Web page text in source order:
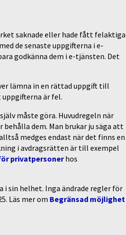
saknade eller hade fått felaktiga
de senaste uppgifterna i e-
godkänna dem i e-tjänsten. Det
lämna in en rättad uppgift till
är fel.
måste göra. Huvudregeln när
dem. Man brukar ju säga att
medges endast när det finns en
i avdragsrätten är till exempel
privatpersonerhos
i sin helhet. Inga ändrade regler för
Läs mer om Begränsad möjlighet